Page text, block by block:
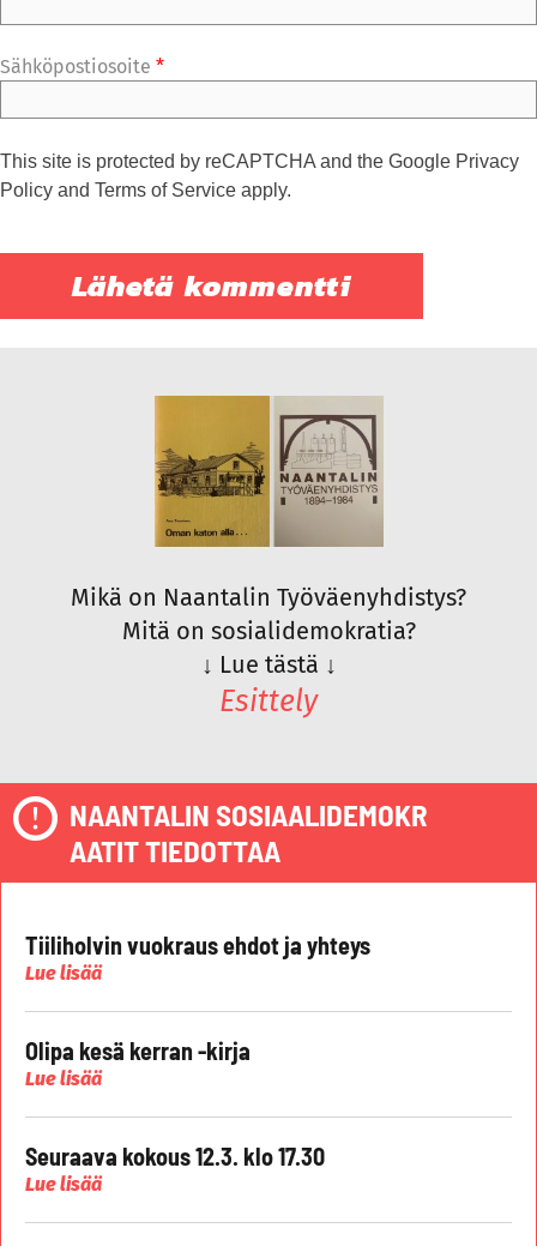
Sähköpostiosoite *
This site is protected by reCAPTCHA and the Google Privacy
Policy and Terms of Service apply.
Mikä on Naantalin Työväenyhdistys?
Mitä on sosialidemokratia?
↓ Lue tästä ↓
Esittely
NAANTALIN SOSIAALIDEMOKR
AATIT TIEDOTTAA
Tiiliholvin vuokraus ehdot ja yhteys
Lue lisää
Olipa kesä kerran -kirja
Lue lisää
Seuraava kokous 12.3. klo 17.30
Lue lisää